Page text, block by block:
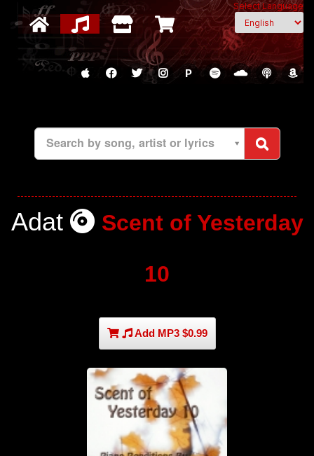
Select Language
P
Search by song, artist or lyrics
Adat Scent of Yesterday
10
Add MP3 $0.99